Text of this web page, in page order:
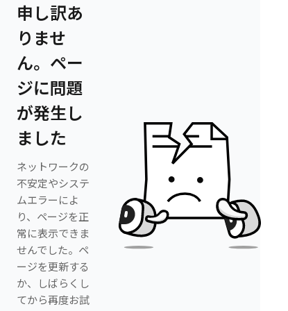
申し訳あ
りませ
ん。ペー
ジに問題
が発生し
ました
ネットワークの
不安定やシステ
ムエラーによ
り、ページを正
常に表示できま
せんでした。ペ
ージを更新する
か、しばらくし
てから再度お試